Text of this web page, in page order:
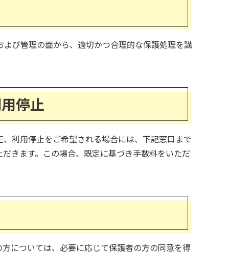
び管理の面から、適切かつ合理的な保護処理を講
停止
利用停止をご希望される場合には、下記窓口まで
きます。この場合、既定に基づき手数料をいただ
については、必要に応じて保護者の方の同意を得